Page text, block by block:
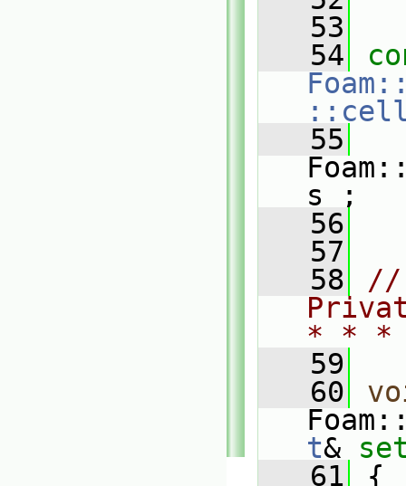
   53
   54
   55
s_;
   56
   57
   58
//
* *
   59
   60
t&
   61
{